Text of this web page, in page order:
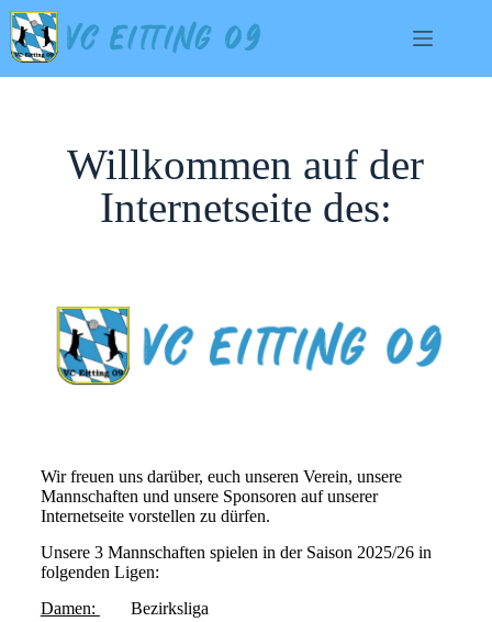
Willkommen auf der
Internetseite des:
Wir freuen uns darüber, euch unseren Verein, unsere
Mannschaften und unsere Sponsoren auf unserer
Internetseite vorstellen zu dürfen.
Unsere 3 Mannschaften spielen in der Saison 2025/26 in
folgenden Ligen:
Damen:
Bezirksliga